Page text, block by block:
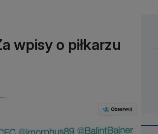
wpisy o piłkarzu